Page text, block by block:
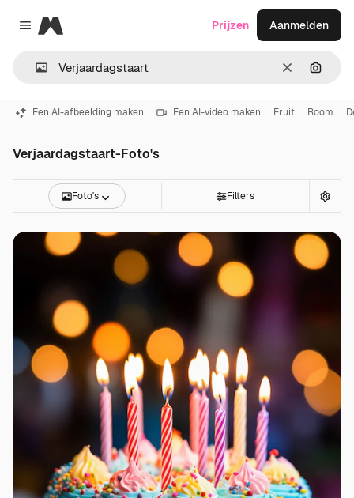
Close menu
Magnific
Wissen
Prijzen Aanmelden
Een AI-afbeelding maken Een AI-video maken Fruit Room
Verjaardagstaart-Foto's
Foto's Filters